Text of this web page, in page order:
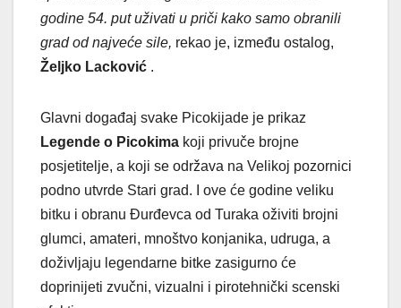
godine 54. put uživati u priči kako samo obranili
grad od najveće sile, rekao je, između ostalog,
Željko Lacković .
Glavni događaj svake Picokijade je prikaz
Legende o Picokima koji privuče brojne
posjetitelje, a koji se održava na Velikoj pozornici
podno utvrde Stari grad. I ove će godine veliku
bitku i obranu Đurđevca od Turaka oživiti brojni
glumci, amateri, mnoštvo konjanika, udruga, a
doživljaju legendarne bitke zasigurno će
doprinijeti zvučni, vizualni i pirotehnički scenski